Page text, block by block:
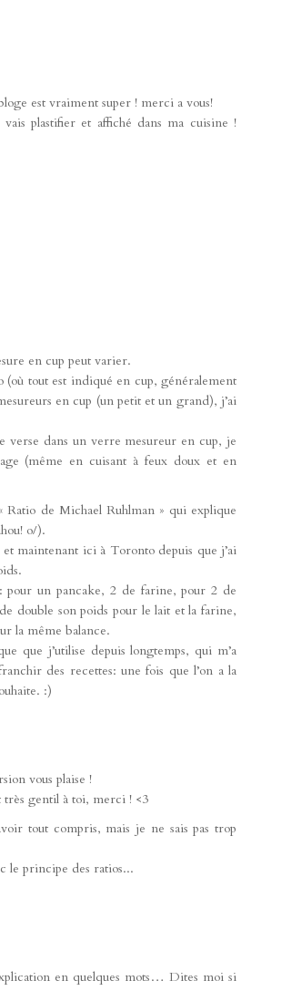
est vraiment super ! merci a vous!
plastifier et affiché dans ma cuisine !
en cup peut varier.
(où tout est indiqué en cup, généralement
en cup (un petit et un grand), j’ai
dans un verre mesureur en cup, je
(même en cuisant à feux doux et en
Ratio de Michael Ruhlman » qui explique
o/).
maintenant ici à Toronto depuis que j’ai
pour un pancake, 2 de farine, pour 2 de
double son poids pour le lait et la farine,
la même balance.
que j’utilise depuis longtemps, qui m’a
des recettes: une fois que l’on a la
:)
vous plaise !
très gentil à toi, merci ! <3
tout compris, mais je ne sais pas trop
le principe des ratios...
en quelques mots… Dites moi si